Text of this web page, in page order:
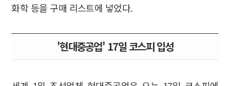
화학 등을 구매 리스트에 넣었다.
'현대중공업' 17일 코스피 입성